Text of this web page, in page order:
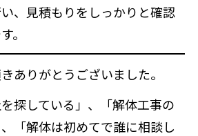
、見積もりをしっかりと確認
。
ありがとうございました。
を探している」、「解体工事の
「解体は初めてで誰に相談し